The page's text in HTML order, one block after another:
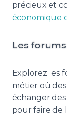
précieux et
économique
Les
Explorez les
métier où
échanger des
pour faire de